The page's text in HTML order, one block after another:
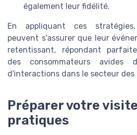
également leur fidélité.
En appliquant ces
peuvent s'assurer que leur
retentissant, répondant
des consommateurs avides
d'interactions dans le secteur
Préparer votre
pratiques